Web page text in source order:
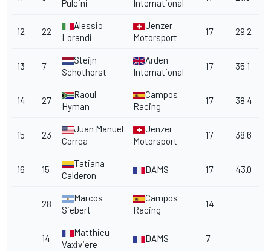
Pulcini
International
12 22
Alessio
Lorandi
Jenzer
Motorsport
17 29.2
13 7
Steijn
Schothorst
Arden
International
17 35.1
14 27
Raoul
Hyman
Campos
Racing
17 38.4
15 23
Juan Manuel
Correa
Jenzer
Motorsport
17 38.6
16 15
Tatiana
Calderon
DAMS 17 43.0
28
Marcos
Siebert
Campos
Racing
14
14
Matthieu
Vaxiviere
DAMS 7